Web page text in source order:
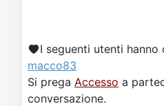
I seguenti utenti
macco83
Si prega Accesso a
conversazione.